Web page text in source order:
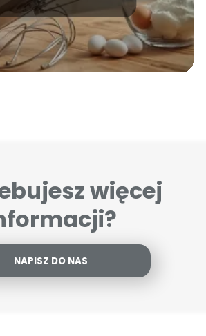
więcej
NAPISZ DO NAS